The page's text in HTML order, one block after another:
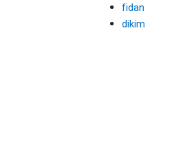
fidan
dikim